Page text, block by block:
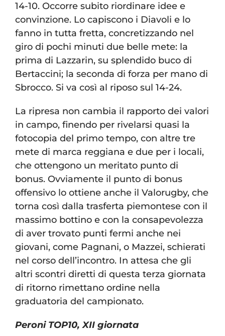
14-10. Occorre subito riordinare idee e
convinzione. Lo capiscono i Diavoli e lo
fanno in tutta fretta, concretizzando nel
giro di pochi minuti due belle mete: la
prima di Lazzarin, su splendido buco di
Bertaccini; la seconda di forza per mano di
Sbrocco. Si va così al riposo sul 14-24.
La ripresa non cambia il rapporto dei valori
in campo, finendo per rivelarsi quasi la
fotocopia del primo tempo, con altre tre
mete di marca reggiana e due per i locali,
che ottengono un meritato punto di
bonus. Ovviamente il punto di bonus
offensivo lo ottiene anche il Valorugby, che
torna così dalla trasferta piemontese con il
massimo bottino e con la consapevolezza
di aver trovato punti fermi anche nei
giovani, come Pagnani, o Mazzei, schierati
nel corso dell’incontro. In attesa che gli
altri scontri diretti di questa terza giornata
di ritorno rimettano ordine nella
graduatoria del campionato.
Peroni TOP10, XII giornata